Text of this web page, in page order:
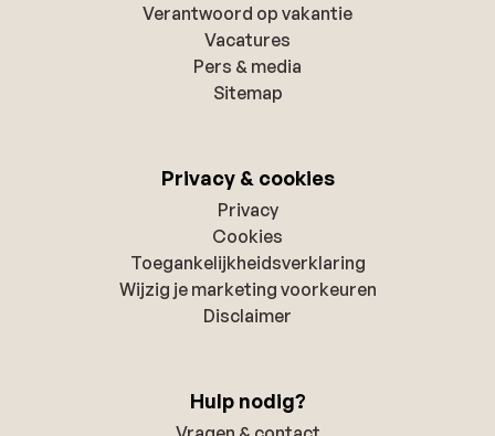
Verantwoord op vakantie
Vacatures
Pers & media
Sitemap
Privacy & cookies
Privacy
Cookies
Toegankelijkheidsverklaring
Wijzig je marketing voorkeuren
Disclaimer
Hulp nodig?